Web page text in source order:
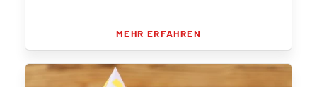
MEHR ERFAHREN